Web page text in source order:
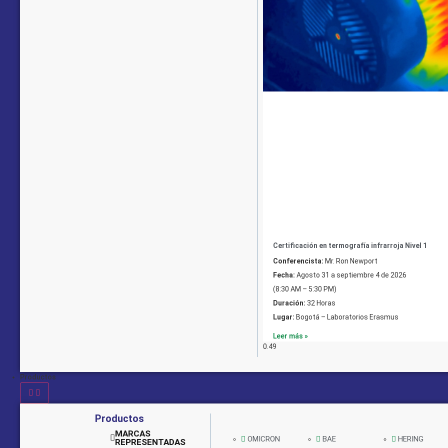
Certificación en termografía infrarroja Nivel 1
Conferencista: Mr. Ron Newport
Fecha: Agosto 31 a septiembre 4 de 2026
(8:30 AM – 5:30 PM)
Duración: 32 Horas
Lugar: Bogotá – Laboratorios Erasmus
Leer más »
Productos
Productos
MARCAS
REPRESENTADAS
OMICRON
BAE
HERING